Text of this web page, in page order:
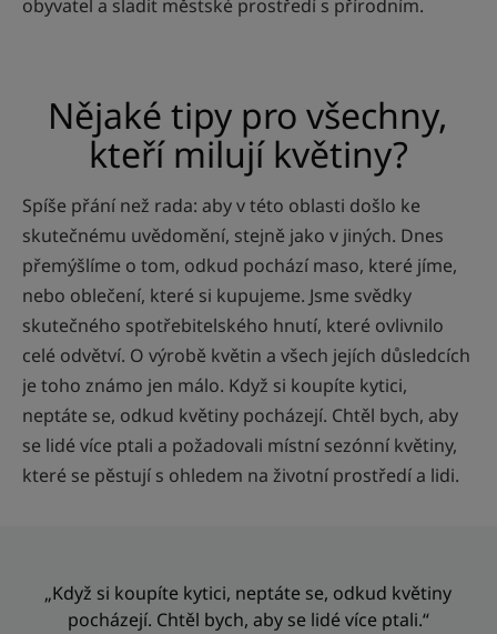
obyvatel a sladit městské prostředí s přírodním.
Nějaké tipy pro všechny,
kteří milují květiny?
Spíše přání než rada: aby v této oblasti došlo ke
skutečnému uvědomění, stejně jako v jiných. Dnes
přemýšlíme o tom, odkud pochází maso, které jíme,
nebo oblečení, které si kupujeme. Jsme svědky
skutečného spotřebitelského hnutí, které ovlivnilo
celé odvětví. O výrobě květin a všech jejích důsledcích
je toho známo jen málo. Když si koupíte kytici,
neptáte se, odkud květiny pocházejí. Chtěl bych, aby
se lidé více ptali a požadovali místní sezónní květiny,
které se pěstují s ohledem na životní prostředí a lidi.
„Když si koupíte kytici, neptáte se, odkud květiny
pocházejí. Chtěl bych, aby se lidé více ptali.“